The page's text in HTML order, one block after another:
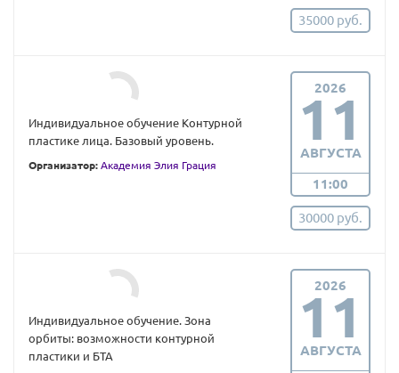
35000 руб.
Индивидуальное обучение Контурной
пластике лица. Базовый уровень.
Организатор: Академия Элия Грация
2026
11
АВГУСТА
11:00
30000 руб.
Индивидуальное обучение. Зона
орбиты: возможности контурной
пластики и БТА
2026
11
АВГУСТА